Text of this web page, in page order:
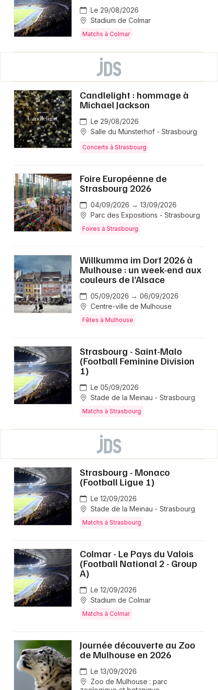
Le 29/08/2026
Stadium de Colmar
Matchs à Colmar
Candlelight : hommage à
Michael Jackson
Le 29/08/2026
Salle du Münsterhof - Strasbourg
Concerts à Strasbourg
Foire Européenne de
Strasbourg 2026
04/09/2026 → 13/09/2026
Parc des Expositions - Strasbourg
Foires à Strasbourg
Willkumma im Dorf 2026 à
Mulhouse : un week-end aux
couleurs de l’Alsace
05/09/2026 → 06/09/2026
Centre-ville de Mulhouse
Fêtes à Mulhouse
Strasbourg - Saint-Malo
(Football Feminine Division
1)
Le 05/09/2026
Stade de la Meinau - Strasbourg
Matchs à Strasbourg
Strasbourg - Monaco
(Football Ligue 1)
Le 12/09/2026
Stade de la Meinau - Strasbourg
Matchs à Strasbourg
Colmar - Le Pays du Valois
(Football National 2 - Group
A)
Le 12/09/2026
Stadium de Colmar
Matchs à Colmar
Journée découverte au Zoo
de Mulhouse en 2026
Le 13/09/2026
Zoo de Mulhouse : parc